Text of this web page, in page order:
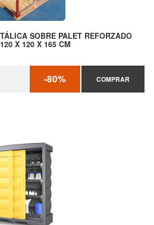
SOBRE PALET REFORZADO
X 120 X 165 CM
-80% COMPRAR